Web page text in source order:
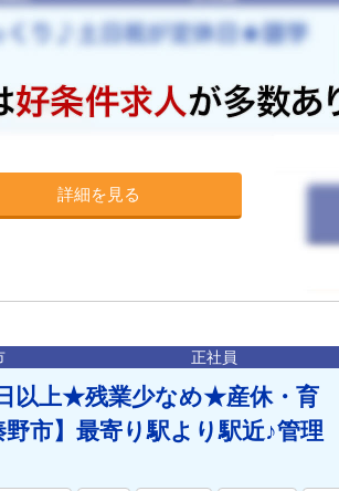
詳細を見る
正社員
以上★残業少なめ★産休・育
市】最寄り駅より駅近♪管理